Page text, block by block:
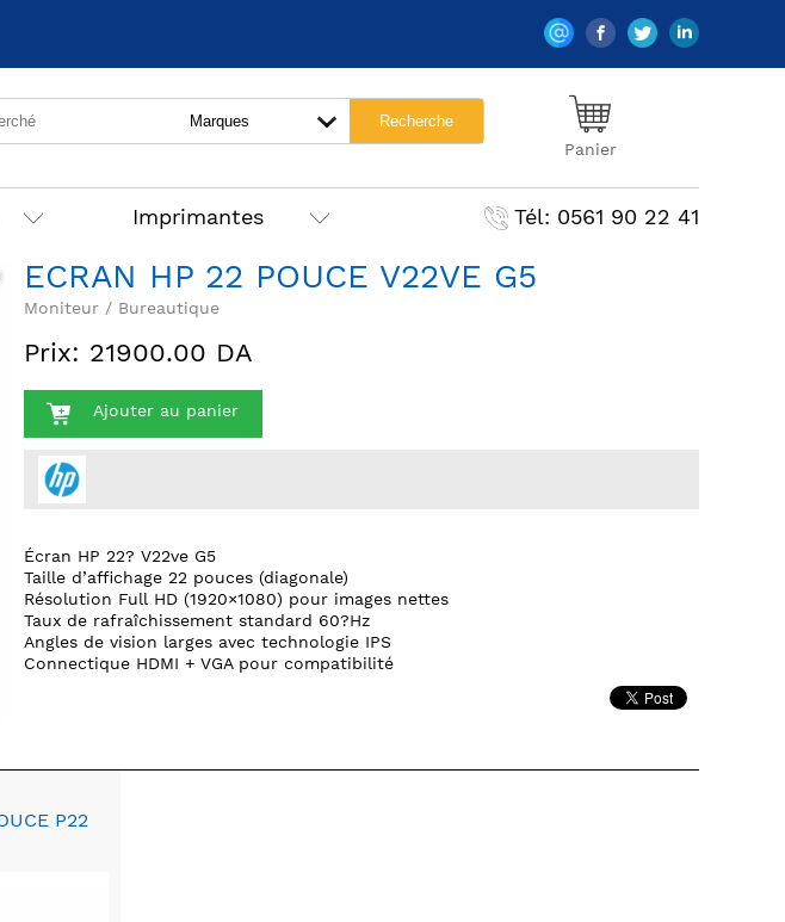
Panier
Imprimantes Tél: 0561 90 22 41
ECRAN HP 22 POUCE V22VE G5
Moniteur / Bureautique
Prix: 21900.00 DA
Ajouter au panier
Écran HP 22? V22ve G5
Taille d’affichage 22 pouces (diagonale)
Résolution Full HD (1920×1080) pour images nettes
Taux de rafraîchissement standard 60?Hz
Angles de vision larges avec technologie IPS
Connectique HDMI + VGA pour compatibilité
P22